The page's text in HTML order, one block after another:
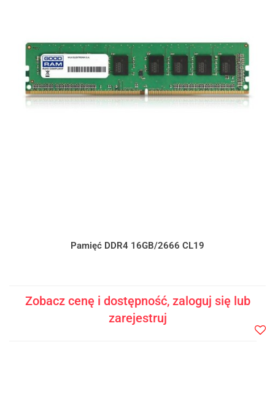
Pamięć DDR4 16GB/2666 CL19
Zobacz cenę i dostępność, zaloguj się lub
zarejestruj